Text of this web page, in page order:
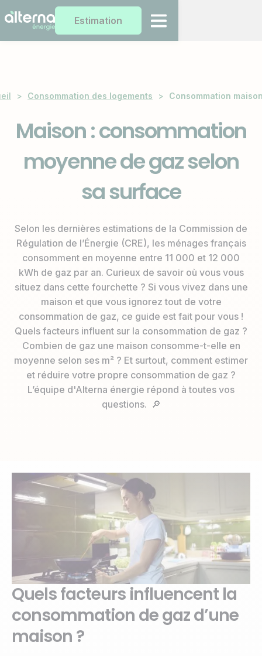
Estimation
> Consommation des logements > Consommation
Maison : consommation
moyenne de gaz selon
sa surface
Selon les dernières estimations de la Commission de
Régulation de l’Énergie (CRE), les ménages français
consomment en moyenne entre 11 000 et 12 000
kWh de gaz par an. Curieux de savoir où vous vous
situez dans cette fourchette ? Si vous vivez dans une
maison et que vous ignorez tout de votre
consommation de gaz, ce guide est fait pour vous !
Quels facteurs influent sur la consommation de gaz ?
Combien de gaz une maison consomme-t-elle en
moyenne selon ses m² ? Et surtout, comment estimer
et réduire votre propre consommation de gaz ?
L’équipe d'Alterna énergie répond à toutes vos
questions. 🔎
Quels facteurs influencent la
consommation de gaz d’une
maison ?